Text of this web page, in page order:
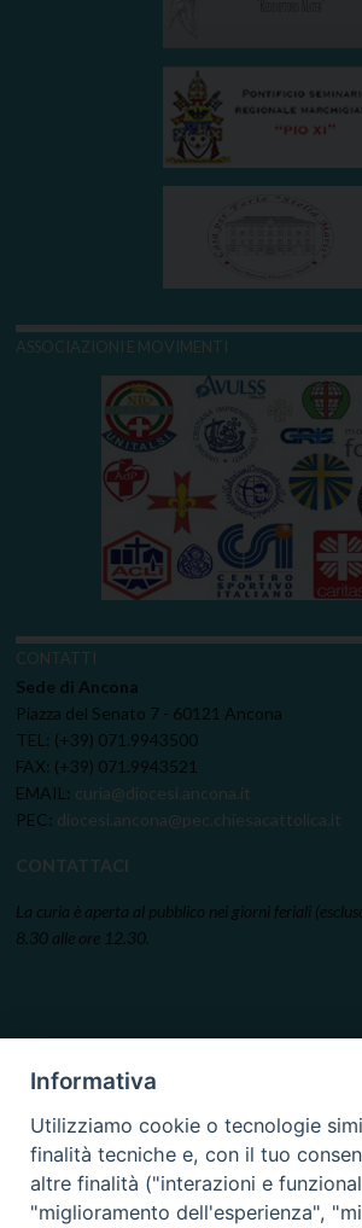
ASSOCIAZIONI E MOVIMENTI
CONTATTI
Sede di Ancona
Piazza del Senato 7 - 60121 Ancona
TEL: (+39) 071.9943500
FAX: (+39) 071.9943521
EMAIL: curia@diocesi.ancona.it
PEC: diocesi.ancona@pec.chiesacattolica.it
CONTATTACI
La curia è aperta al pubblico nei giorni feriali
8.30 alle ore 12.30.
Informativa
Utilizziamo cookie o tecnologie
finalità tecniche e, con il tuo
altre finalità ("interazioni e
"miglioramento dell'esperienza",